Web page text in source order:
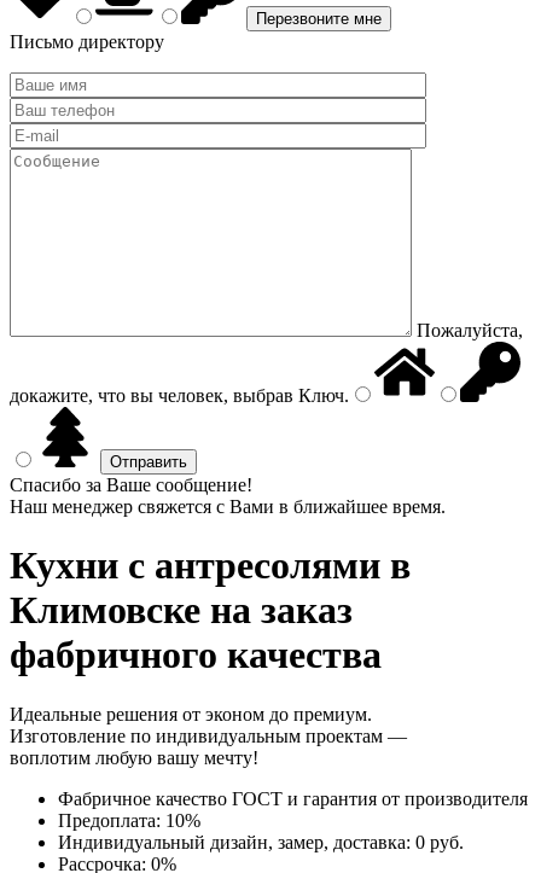
Письмо директору
Пожалуйста,
докажите, что вы человек, выбрав Ключ.
Спасибо за Ваше сообщение!
Наш менеджер свяжется с Вами в ближайшее время.
Кухни с антресолями в
Климовске на заказ
фабричного качества
Идеальные решения от эконом до премиум.
Изготовление по индивидуальным проектам —
воплотим любую вашу мечту!
Фабричное качество ГОСТ и гарантия от производителя
Предоплата: 10%
Индивидуальный дизайн, замер, доставка: 0 руб.
Рассрочка: 0%